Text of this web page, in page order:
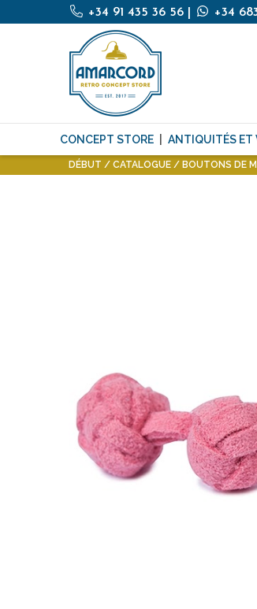
+34 91 435 36 56 +34
CONCEPT STORE ANTIQUITÉS ET
DÉBUT CATALOGUE BOUTONS DE